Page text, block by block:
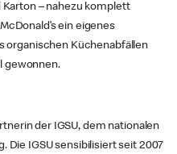
Karton – nahezu komplett
ein eigenes
organischen Küchenabfällen
gewonnen.
der IGSU, dem nationalen
Die IGSU sensibilisiert seit 2007